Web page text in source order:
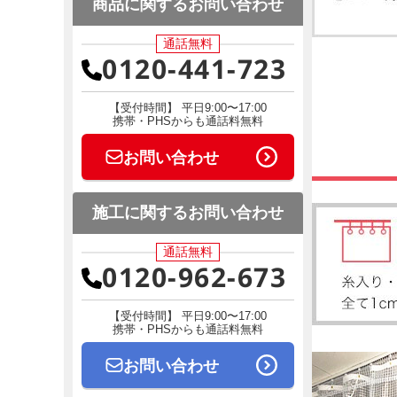
商品に関するお問い合わせ
通話無料
0120-441-723
【受付時間】 平日9:00〜17:00
携帯・PHSからも通話料無料
お問い合わせ
施工に関するお問い合わせ
通話無料
0120-962-673
【受付時間】 平日9:00〜17:00
携帯・PHSからも通話料無料
お問い合わせ